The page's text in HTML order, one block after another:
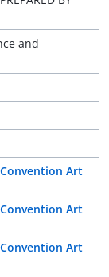
and
Art
Art
Art